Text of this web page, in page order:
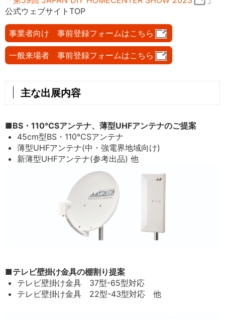
公式ウェブサイトTOP
事業者向け 事前登録フォームはこちら
一般来場者 事前登録フォームはこちら
主な出展内容
■BS・110°CSアンテナ、薄型UHFアンテナのご提案
45cm型BS・110°CSアンテナ
薄型UHFアンテナ(中・強電界地域向け)
新薄型UHFアンテナ(参考出品) 他
■テレビ壁掛け金具の棚割り提案
テレビ壁掛け金具 37型-65型対応
テレビ壁掛け金具 22型-43型対応 他